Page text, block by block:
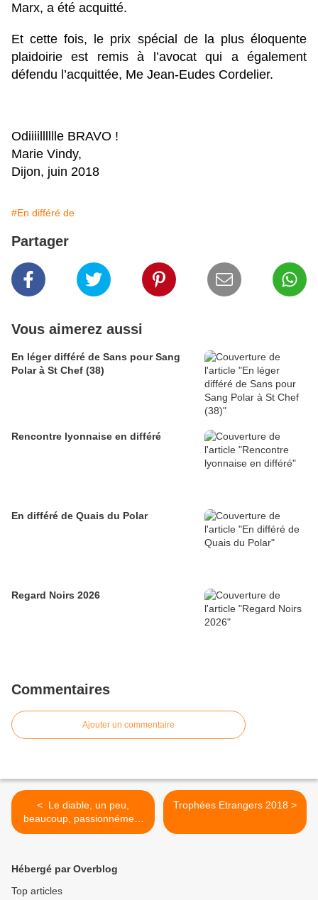
Marx, a été acquitté.
Et cette fois, le prix spécial de la plus éloquente
plaidoirie est remis à l’avocat qui a également
défendu l’acquittée, Me Jean-Eudes Cordelier.
Odiiiilllllle BRAVO !
Marie Vindy,
Dijon, juin 2018
#En différé de
Partager
Vous aimerez aussi
En léger différé de Sans pour Sang
Polar à St Chef (38)
Rencontre lyonnaise en différé
En différé de Quais du Polar
Regard Noirs 2026
Commentaires
Ajouter un commentaire
< ​ Le diable, un peu,
beaucoup, passionnément
à la folie
Trophées Etrangers 2018 >
Hébergé par Overblog
Top articles